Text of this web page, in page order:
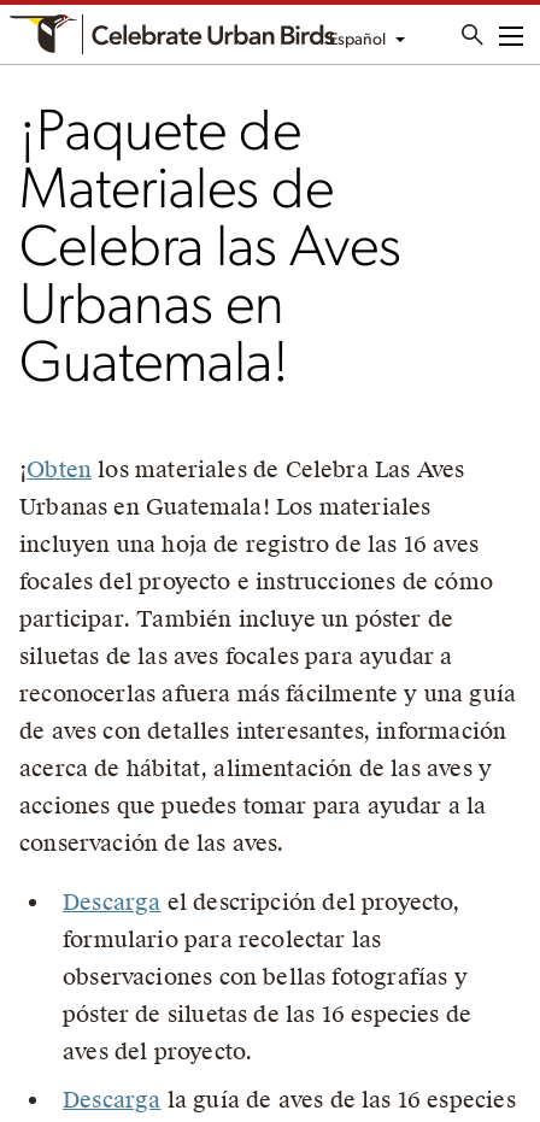
Español
¡Paquete de
Materiales de
Celebra las Aves
Urbanas en
Guatemala!
¡Obten los materiales de Celebra Las Aves
Urbanas en Guatemala! Los materiales
incluyen una hoja de registro de las 16 aves
focales del proyecto e instrucciones de cómo
participar. También incluye un póster de
siluetas de las aves focales para ayudar a
reconocerlas afuera más fácilmente y una guía
de aves con detalles interesantes, información
acerca de hábitat, alimentación de las aves y
acciones que puedes tomar para ayudar a la
conservación de las aves.
Descarga el descripción del proyecto,
formulario para recolectar las
observaciones con bellas fotografías y
póster de siluetas de las 16 especies de
aves del proyecto.
Descarga la guía de aves de las 16 especies